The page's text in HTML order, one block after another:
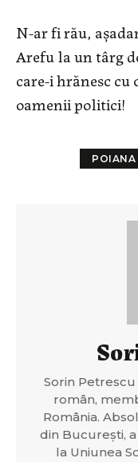
N-ar fi rău,
Arefu la un târg
care-i hrănesc
oamenii politici!
POIANA
Sorin
român,
România.
din București,
la Uniunea